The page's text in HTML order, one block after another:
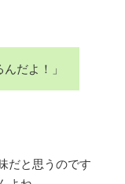
だよ！」
だと思うのです